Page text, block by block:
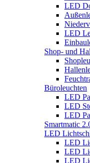
LED
LED
Shop- und
Büroleuchten
LED
LED
LED
Smartmatic
LED
LED
LED
LED